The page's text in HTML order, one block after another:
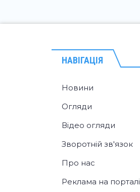
НАВІГАЦІЯ
Новини
Огляди
Відео огляди
Зворотній зв'язок
Про нас
Реклама на порталі